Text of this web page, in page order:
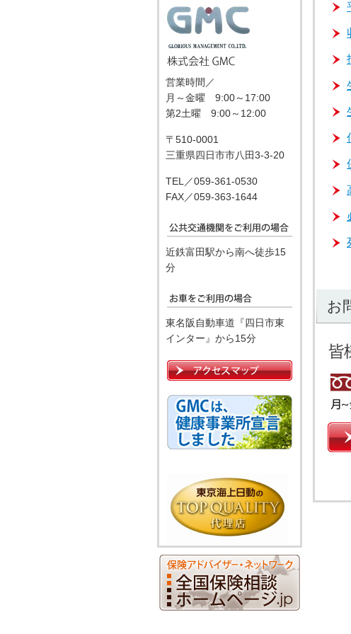
お
営業時間／
月～金曜 9:00～17:00
第2土曜 9:00～12:00
〒510-0001
三重県四日市市八田3-3-20
TEL／059-361-0530
FAX／059-363-1644
近鉄富田駅から南へ徒歩15
分
東名阪自動車道『四日市東
インター』から15分